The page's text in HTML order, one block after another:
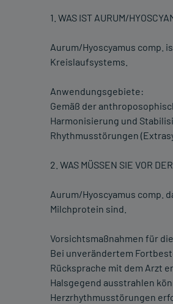
1. WAS IST AURUM/
Aurum/Hyoscyamus comp.
Kreislaufsystems.
Anwendungsgebiete:
Gemäß der
Harmonisierung und
Rhythmusstörungen
2. WAS MÜSSEN SIE VOR
Aurum/Hyoscyamus comp.
Milchprotein sind.
Vorsichtsmaßnahmen für
Bei unverändertem
Rücksprache mit dem Arzt
Halsgegend ausstrahlen
Herzrhythmusstörungen